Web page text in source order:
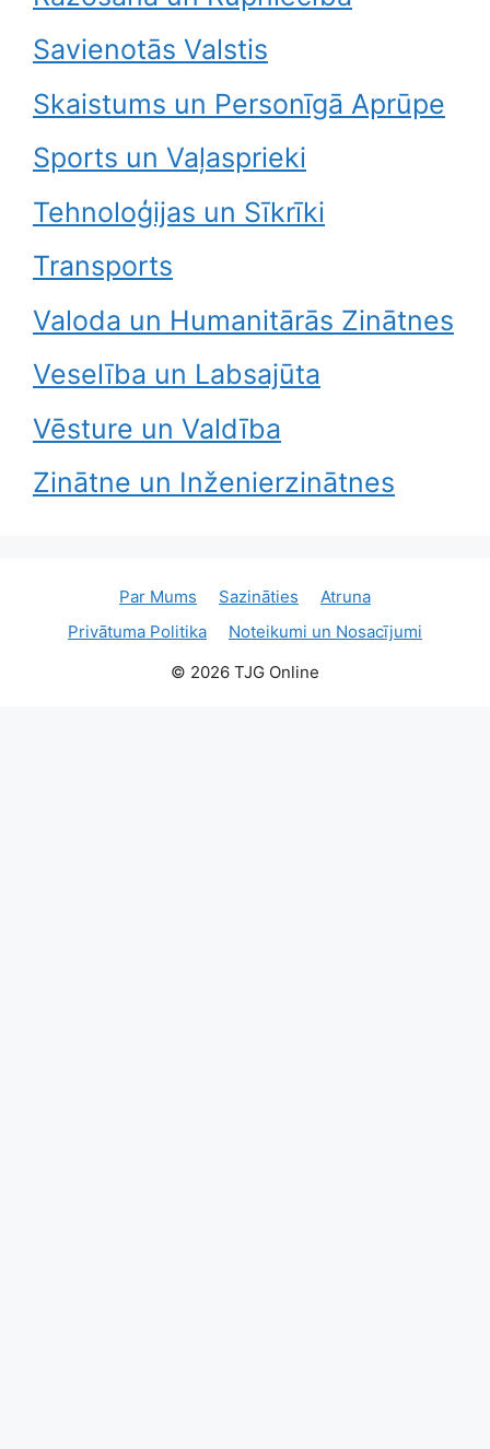
Savienotās Valstis
Skaistums un Personīgā Aprūpe
Sports un Vaļasprieki
Tehnoloģijas un Sīkrīki
Transports
Valoda un Humanitārās Zinātnes
Veselība un Labsajūta
Vēsture un Valdība
Zinātne un Inženierzinātnes
Par Mums Sazināties
Atruna
Privātuma Politika
Noteikumi un Nosacījumi
© 2026 TJG Online